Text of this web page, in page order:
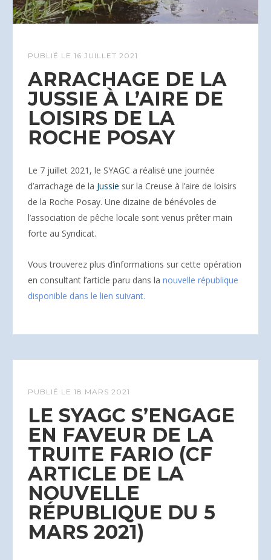
PUBLIÉ LE 16 JUILLET 2021
ARRACHAGE DE LA
JUSSIE À L’AIRE DE
LOISIRS DE LA
ROCHE POSAY
Le 7 juillet 2021, le SYAGC a réalisé une journée
d’arrachage de la Jussie sur la Creuse à l’aire de loisirs
de la Roche Posay. Une dizaine de bénévoles de
l’association de pêche locale sont venus prêter main
forte au Syndicat.
Vous trouverez plus d’informations sur cette opération
en consultant l’article paru dans la nouvelle république
disponible dans le lien suivant.
PUBLIÉ LE 18 MARS 2021
LE SYAGC S’ENGAGE
EN FAVEUR DE LA
TRUITE FARIO (CF
ARTICLE DE LA
NOUVELLE
RÉPUBLIQUE DU 5
MARS 2021)